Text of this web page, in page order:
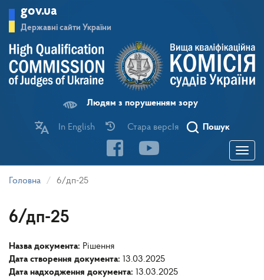
основного
матеріалу
gov.ua
Державні сайти України
Людям з порушенням зору
In English Стара версІя Пошук
Toggle
Головна 6/дп-25
6/дп-25
Назва документа: Рішення
Дата створення документа: 13.03.2025
Дата надходження документа: 13.03.2025